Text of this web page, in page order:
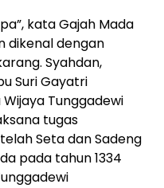
kata Gajah Mada
dikenal dengan
Syahdan,
Suri Gayatri
Tunggadewi
tugas
Seta dan Sadeng
pada tahun 1334